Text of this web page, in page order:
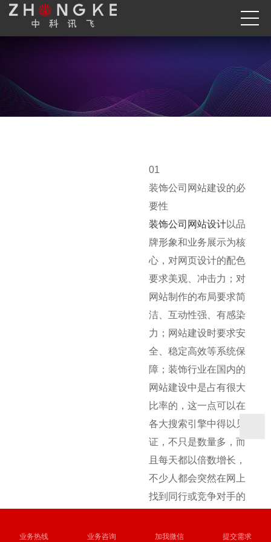
我们是体检经济世界的构造者
01
装饰公司网站建设的必
要性
装饰公司网站设计以品
牌形象和业务展示为核
心，对网页设计的配色
要求美观、冲击力；对
网站制作的布局要求简
洁、互动性强、有感染
力；网站建设时要求安
全、稳定高效等系统保
障；装饰行业在国内的
网站建设中是占有很大
比率的，这一点可以在
各大搜索引擎中得以见
证，不只是数量多，而
且每天都以倍数增长，
不少人都会突然在网上
找到同行或竞争对手的
可细分为家居装修和装
业务咨询
业务热线 加我微信 提交需求